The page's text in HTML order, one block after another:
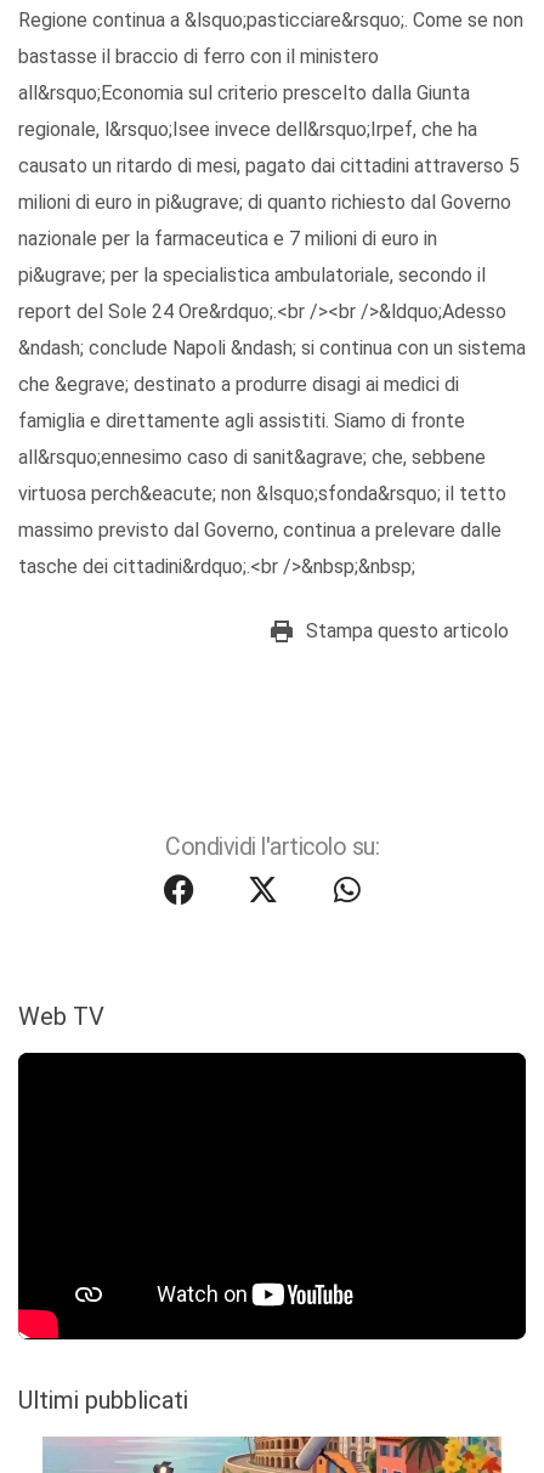
Regione continua a &lsquo;pasticciare&rsquo;. Come se non
bastasse il braccio di ferro con il ministero
all&rsquo;Economia sul criterio prescelto dalla Giunta
regionale, l&rsquo;Isee invece dell&rsquo;Irpef, che ha
causato un ritardo di mesi, pagato dai cittadini attraverso 5
milioni di euro in pi&ugrave; di quanto richiesto dal Governo
nazionale per la farmaceutica e 7 milioni di euro in
pi&ugrave; per la specialistica ambulatoriale, secondo il
report del Sole 24 Ore&rdquo;.<br /><br />&ldquo;Adesso
&ndash; conclude Napoli &ndash; si continua con un sistema
che &egrave; destinato a produrre disagi ai medici di
famiglia e direttamente agli assistiti. Siamo di fronte
all&rsquo;ennesimo caso di sanit&agrave; che, sebbene
virtuosa perch&eacute; non &lsquo;sfonda&rsquo; il tetto
massimo previsto dal Governo, continua a prelevare dalle
tasche dei cittadini&rdquo;.<br />&nbsp;&nbsp;
Stampa questo articolo
Condividi l'articolo su:
Web TV
Ultimi pubblicati